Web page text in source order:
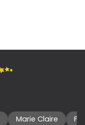
Marie Claire